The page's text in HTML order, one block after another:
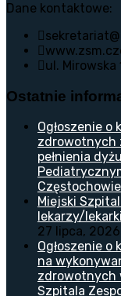
Dane kontaktowe:
ul. Mirowska
Ostatnie
Ogłoszenie
zdrowotnych
pełnienia
Częstochowie
Miejski
lekarzy/
27 lipca, 2026
Ogłoszenie
na
zdrowotnych
Szpitala